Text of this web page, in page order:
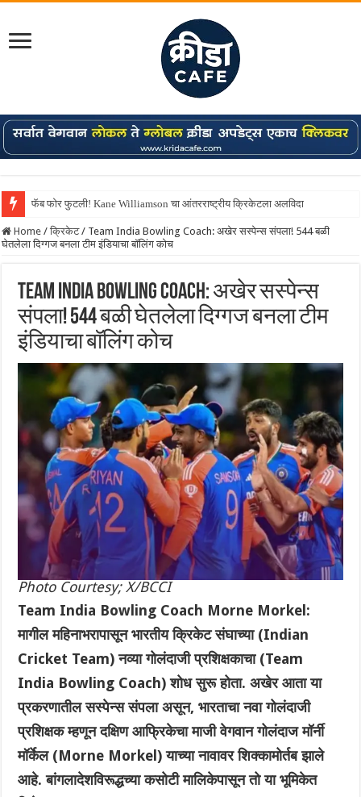
फॅब फोर फुटली! Kane Williamson चा आंतरराष्ट्रीय क्रिकेटला अलविदा
Home / क्रिकेट / Team India Bowling Coach: अखेर सस्पेन्स संपला! 544 बळी
घेतलेला दिग्गज बनला टीम इंडियाचा बॉलिंग कोच
Team India Bowling Coach: अखेर सस्पेन्स
संपला! 544 बळी घेतलेला दिग्गज बनला टीम
इंडियाचा बॉलिंग कोच
Photo Courtesy; X/BCCI
Team India Bowling Coach Morne Morkel:
मागील महिनाभरापासून भारतीय क्रिकेट संघाच्या (Indian
Cricket Team) नव्या गोलंदाजी प्रशिक्षकाचा (Team
India Bowling Coach) शोध सुरू होता. अखेर आता या
प्रकरणातील सस्पेन्स संपला असून, भारताचा नवा गोलंदाजी
प्रशिक्षक म्हणून दक्षिण आफ्रिकेचा माजी वेगवान गोलंदाज मॉर्नी
मॉर्केल (Morne Morkel) याच्या नावावर शिक्कामोर्तब झाले
आहे. बांगलादेशविरूद्धच्या कसोटी मालिकेपासून तो या भूमिकेत